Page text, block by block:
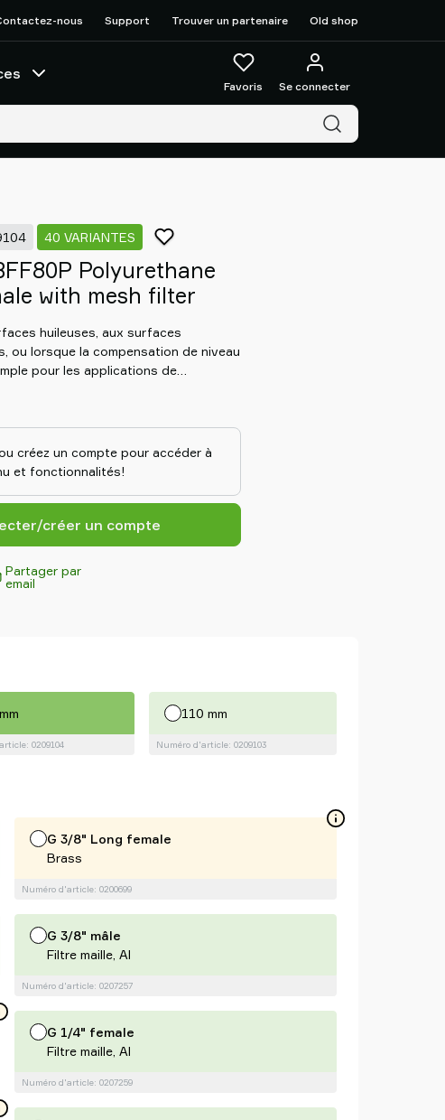
nous Support Trouver un partenaire Old shop
Favoris Se connecter
40 VARIANTES
Polyurethane
with mesh filter
huileuses, aux surfaces
ou lorsque la compensation de niveau
pour les applications de
interne plat assure la stabilité lors
que soit l’orientation. Les ventouses à
conçues pour les surfaces
tôles utilisées dans les lignes
à leur forte adhérence sur les surfaces
2 à 4 fois supérieures à
équivalentes.
créez un compte pour accéder à
et fonctionnalités!
créer un compte
Partager par
email
0209104
110 mm
Numéro d'article: 0209103
G 3/8" Long female
Brass
Numéro d'article: 0200699
G 3/8" mâle
Filtre maille, Al
Numéro d'article: 0207257
G 1/4" female
Filtre maille, Al
Numéro d'article: 0207259